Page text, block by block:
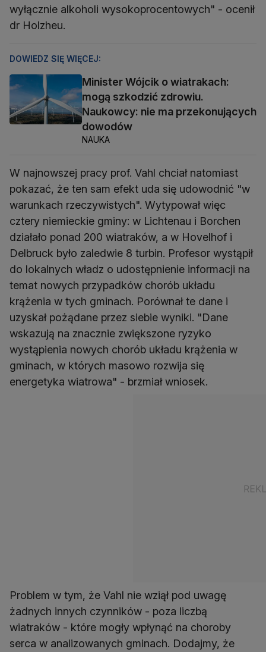
wyłącznie alkoholi wysokoprocentowych" - ocenił
dr Holzheu.
DOWIEDZ SIĘ WIĘCEJ:
Minister Wójcik o wiatrakach:
mogą szkodzić zdrowiu.
Naukowcy: nie ma przekonujących
dowodów
NAUKA
W najnowszej pracy prof. Vahl chciał natomiast
pokazać, że ten sam efekt uda się udowodnić "w
warunkach rzeczywistych". Wytypował więc
cztery niemieckie gminy: w Lichtenau i Borchen
działało ponad 200 wiatraków, a w Hovelhof i
Delbruck było zaledwie 8 turbin. Profesor wystąpił
do lokalnych władz o udostępnienie informacji na
temat nowych przypadków chorób układu
krążenia w tych gminach. Porównał te dane i
uzyskał pożądane przez siebie wyniki. "Dane
wskazują na znacznie zwiększone ryzyko
wystąpienia nowych chorób układu krążenia w
gminach, w których masowo rozwija się
energetyka wiatrowa" - brzmiał wniosek.
Problem w tym, że Vahl nie wziął pod uwagę
żadnych innych czynników - poza liczbą
wiatraków - które mogły wpłynąć na choroby
serca w analizowanych gminach. Dodajmy, że